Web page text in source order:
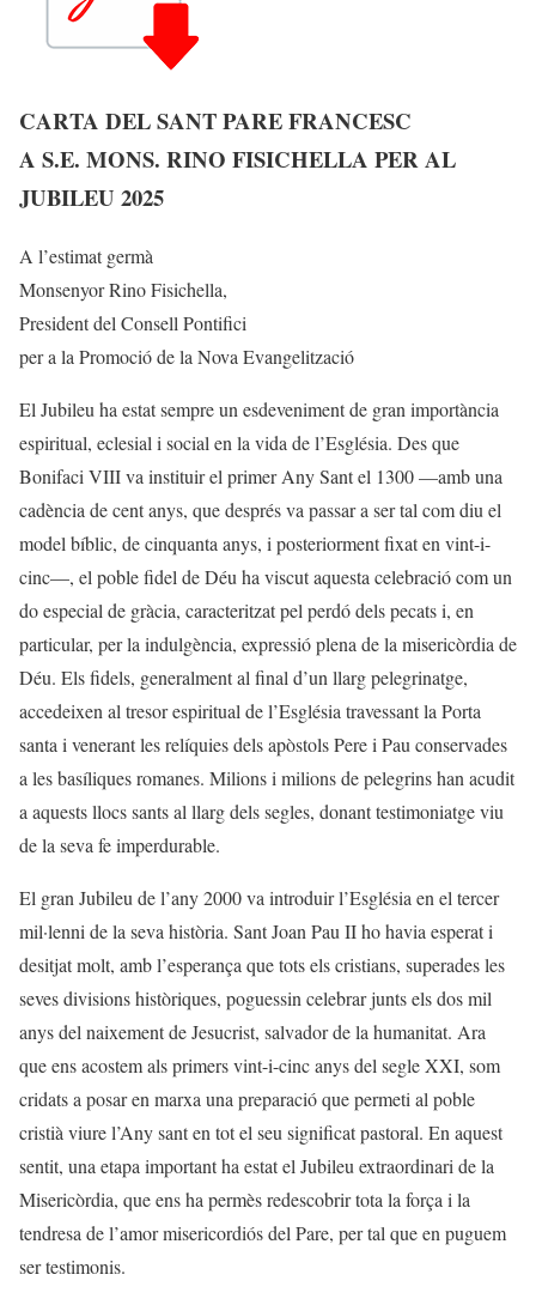
CARTA DEL SANT PARE FRANCESC
A S.E. MONS. RINO FISICHELLA PER AL
JUBILEU 2025
A l’estimat germà
Monsenyor Rino Fisichella,
President del Consell Pontifici
per a la Promoció de la Nova Evangelització
El Jubileu ha estat sempre un esdeveniment de gran importància
espiritual, eclesial i social en la vida de l’Església. Des que
Bonifaci VIII va instituir el primer Any Sant el 1300 —amb una
cadència de cent anys, que després va passar a ser tal com diu el
model bíblic, de cinquanta anys, i posteriorment fixat en vint-i-
cinc—, el poble fidel de Déu ha viscut aquesta celebració com un
do especial de gràcia, caracteritzat pel perdó dels pecats i, en
particular, per la indulgència, expressió plena de la misericòrdia de
Déu. Els fidels, generalment al final d’un llarg pelegrinatge,
accedeixen al tresor espiritual de l’Església travessant la Porta
santa i venerant les relíquies dels apòstols Pere i Pau conservades
a les basíliques romanes. Milions i milions de pelegrins han acudit
a aquests llocs sants al llarg dels segles, donant testimoniatge viu
de la seva fe imperdurable.
El gran Jubileu de l’any 2000 va introduir l’Església en el tercer
mil·lenni de la seva història. Sant Joan Pau II ho havia esperat i
desitjat molt, amb l’esperança que tots els cristians, superades les
seves divisions històriques, poguessin celebrar junts els dos mil
anys del naixement de Jesucrist, salvador de la humanitat. Ara
que ens acostem als primers vint-i-cinc anys del segle XXI, som
cridats a posar en marxa una preparació que permeti al poble
cristià viure l’Any sant en tot el seu significat pastoral. En aquest
sentit, una etapa important ha estat el Jubileu extraordinari de la
Misericòrdia, que ens ha permès redescobrir tota la força i la
tendresa de l’amor misericordiós del Pare, per tal que en puguem
ser testimonis.